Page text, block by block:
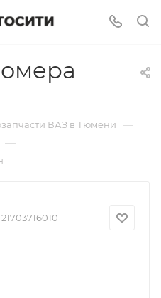
ВАЗ в Тюмени —
—
21703716010